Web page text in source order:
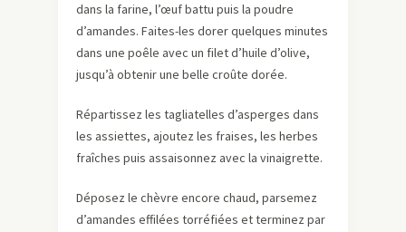
dans la farine, l’œuf battu puis la poudre
d’amandes. Faites-les dorer quelques minutes
dans une poêle avec un filet d’huile d’olive,
jusqu’à obtenir une belle croûte dorée.
Répartissez les tagliatelles d’asperges dans
les assiettes, ajoutez les fraises, les herbes
fraîches puis assaisonnez avec la vinaigrette.
Déposez le chèvre encore chaud, parsemez
d’amandes effilées torréfiées et terminez par